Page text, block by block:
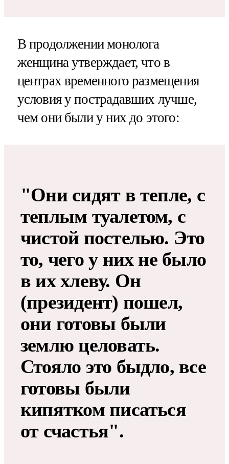
В продолжении монолога
женщина утверждает, что в
центрах временного размещения
условия у пострадавших лучше,
чем они были у них до этого:
"Они сидят в тепле, с
теплым туалетом, с
чистой постелью. Это
то, чего у них не было
в их хлеву. Он
(президент) пошел,
они готовы были
землю целовать.
Стояло это быдло, все
готовы были
кипятком писаться
от счастья".